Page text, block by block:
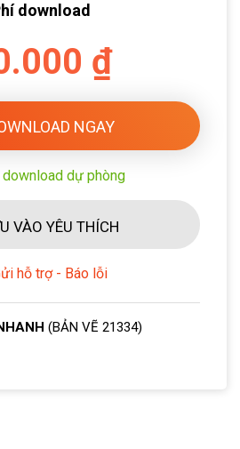
download
₫
NGAY
download dự phòng
VÀO YÊU THÍCH
hỗ trợ - Báo lỗi
(BẢN VẼ 21334)